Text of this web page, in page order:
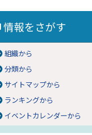
情報をさがす
組織から
分類から
サイトマップから
ランキングから
イベントカレンダーから